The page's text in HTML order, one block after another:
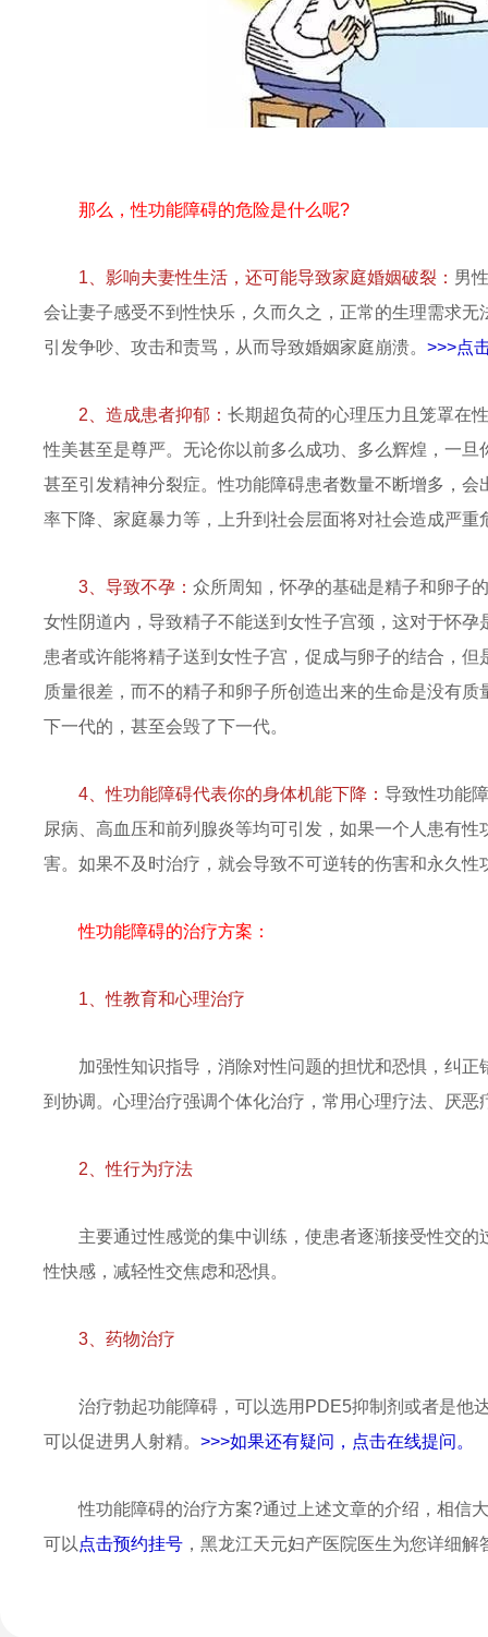
那么，性功能障碍的危险是什么呢?
1、影响夫妻性生活，还可能导致家庭婚姻破裂： 男
会让妻子感受不到性快乐，久而久之，正常的生理需求
引发争吵、攻击和责骂，从而导致婚姻家庭崩溃。 >>>点
2、造成患者抑郁： 长期超负荷的心理压力且笼罩在
性美甚至是尊严。无论你以前多么成功、多么辉煌，一
甚至引发精神分裂症。性功能障碍患者数量不断增多，
率下降、家庭暴力等，上升到社会层面将对社会造成严重
3、导致不孕： 众所周知，怀孕的基础是精子和卵子
女性阴道内，导致精子不能送到女性子宫颈，这对于怀
患者或许能将精子送到女性子宫，促成与卵子的结合，
质量很差，而不的精子和卵子所创造出来的生命是没有
下一代的，甚至会毁了下一代。
4、性功能障碍代表你的身体机能下降： 导致性功能
尿病、高血压和前列腺炎等均可引发，如果一个人患有
害。如果不及时治疗，就会导致不可逆转的伤害和永久性
性功能障碍的治疗方案：
1、性教育和心理治疗
加强性知识指导，消除对性问题的担忧和恐惧，纠
到协调。心理治疗强调个体化治疗，常用心理疗法、厌
2、性行为疗法
主要通过性感觉的集中训练，使患者逐渐接受性交
性快感，减轻性交焦虑和恐惧。
3、药物治疗
治疗勃起功能障碍，可以选用PDE5抑制剂或者是他
可以促进男人射精。 >>>如果还有疑问，点击在线提问。
性功能障碍的治疗方案?通过上述文章的介绍，相信
可以 点击预约挂号 ，黑龙江天元妇产医院医生为您详细解